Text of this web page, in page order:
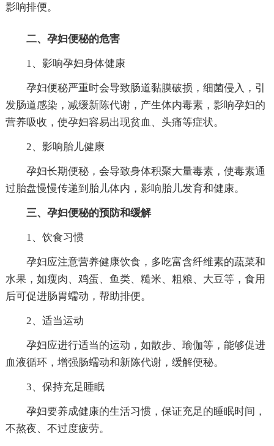
影响排便。
二、孕妇便秘的危害
1、影响孕妇身体健康
孕妇便秘严重时会导致肠道黏膜破损，细菌侵入，引
发肠道感染，减缓新陈代谢，产生体内毒素，影响孕妇的
营养吸收，使孕妇容易出现贫血、头痛等症状。
2、影响胎儿健康
孕妇长期便秘，会导致身体积聚大量毒素，使毒素通
过胎盘慢慢传递到胎儿体内，影响胎儿发育和健康。
三、孕妇便秘的预防和缓解
1、饮食习惯
孕妇应注意营养健康饮食，多吃富含纤维素的蔬菜和
水果，如瘦肉、鸡蛋、鱼类、糙米、粗粮、大豆等，食用
后可促进肠胃蠕动，帮助排便。
2、适当运动
孕妇应进行适当的运动，如散步、瑜伽等，能够促进
血液循环，增强肠蠕动和新陈代谢，缓解便秘。
3、保持充足睡眠
孕妇要养成健康的生活习惯，保证充足的睡眠时间，
不熬夜、不过度疲劳。